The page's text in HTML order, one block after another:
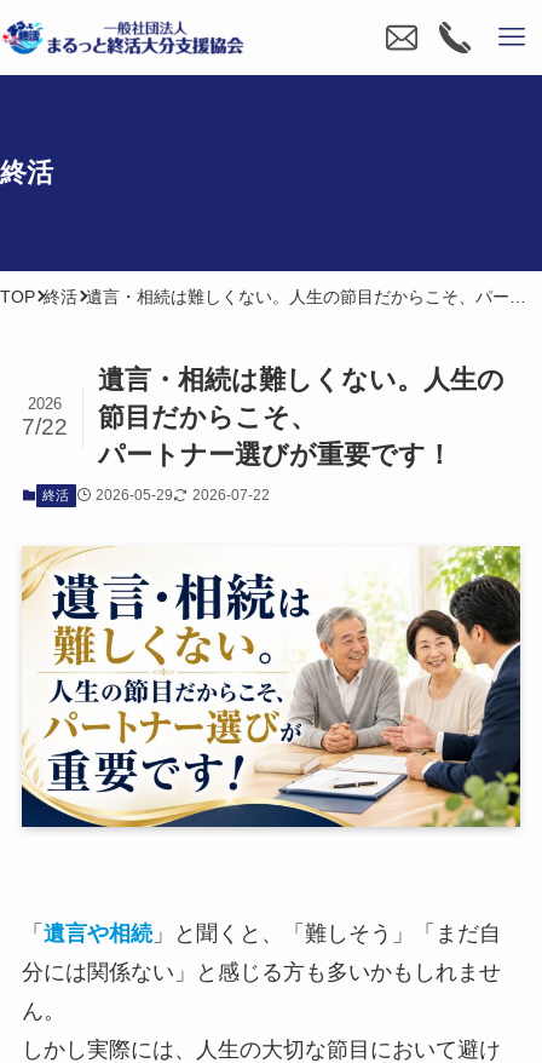
終活
TOP 終活
遺言・相続は​難しくない。​人生の​
節目だから​こそ、​
パートナー選びが​重要です！
2026
7/22
終活 2026-05-29 2026-07-22
「 遺言や相続」と聞くと、「難しそう」「まだ自
分には関係ない」と感じる方も多いかもしれませ
ん。
しかし実際には、人生の大切な節目において避け